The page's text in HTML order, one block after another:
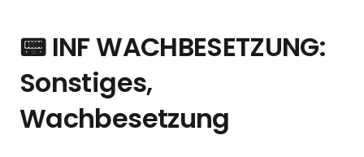
📟INF WACHBESETZUNG:
Sonstiges,
Wachbesetzung